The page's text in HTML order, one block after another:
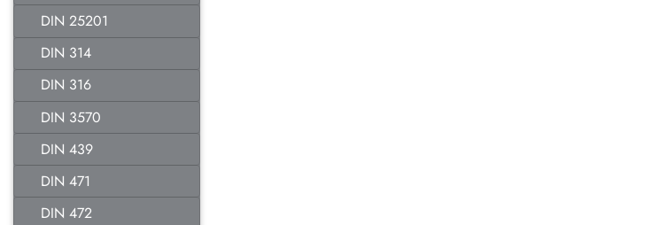
DIN 25201
DIN 314
DIN 316
DIN 3570
DIN 439
DIN 471
DIN 472